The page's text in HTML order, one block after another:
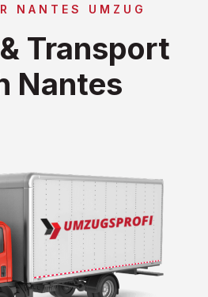
NANTES UMZUG
Transport
Nantes